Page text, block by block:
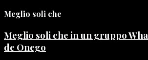
Meglio soli che
Meglio soli che in un gruppo
de Onego